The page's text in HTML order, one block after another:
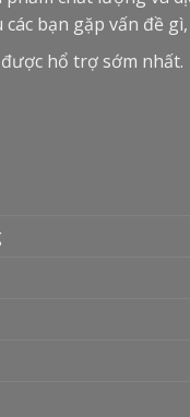
các bạn gặp vấn đề
hổ trợ sớm nhất.